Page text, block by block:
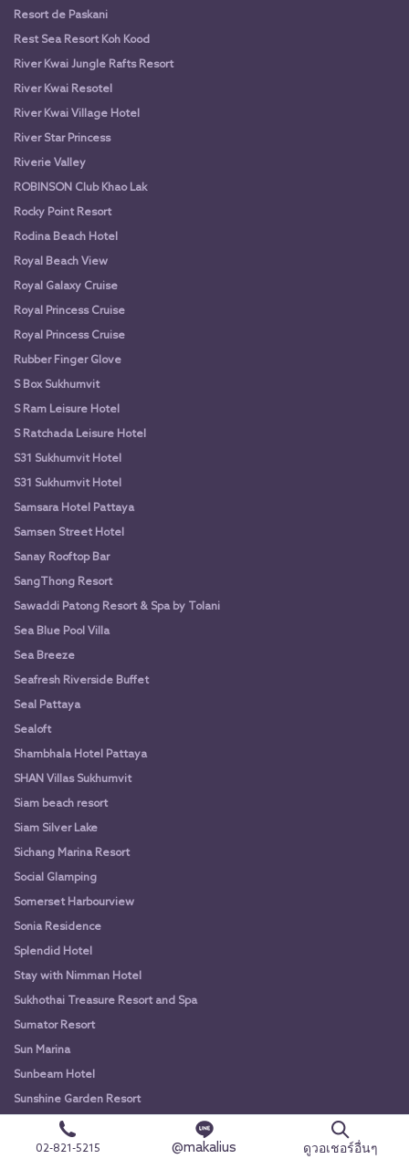
Resort de Paskani
Rest Sea Resort Koh Kood
River Kwai Jungle Rafts Resort
River Kwai Resotel
River Kwai Village Hotel
River Star Princess
Riverie Valley
ROBINSON Club Khao Lak
Rocky Point Resort
Rodina Beach Hotel
Royal Beach View
Royal Galaxy Cruise
Royal Princess Cruise
Royal Princess Cruise
Rubber Finger Glove
S Box Sukhumvit
S Ram Leisure Hotel
S Ratchada Leisure Hotel
S31 Sukhumvit Hotel
S31 Sukhumvit Hotel
Samsara Hotel Pattaya
Samsen Street Hotel
Sanay Rooftop Bar
SangThong Resort
Sawaddi Patong Resort & Spa by Tolani
Sea Blue Pool Villa
Sea Breeze
Seafresh Riverside Buffet
Seal Pattaya
Sealoft
Shambhala Hotel Pattaya
SHAN Villas Sukhumvit
Siam beach resort
Siam Silver Lake
Sichang Marina Resort
Social Glamping
Somerset Harbourview
Sonia Residence
Splendid Hotel
Stay with Nimman Hotel
Sukhothai Treasure Resort and Spa
Sumator Resort
Sun Marina
Sunbeam Hotel
Sunshine Garden Resort
Sunshine Hip Hotel
Sunshine Hotel & Residences
02-821-5215 @makalius ดูวอเชอร์อื่นๆ